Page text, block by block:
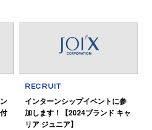
RECRUIT
インターンシップイベントに参
加します！【2024ブランド キャ
リア ジュニア】